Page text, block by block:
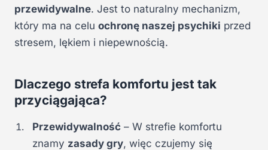
przewidywalne. Jest to naturalny mechanizm,
który ma na celu ochronę naszej psychiki przed
stresem, lękiem i niepewnością.
Dlaczego strefa komfortu jest tak
przyciągająca?
Przewidywalność – W strefie komfortu
znamy zasady gry, więc czujemy się